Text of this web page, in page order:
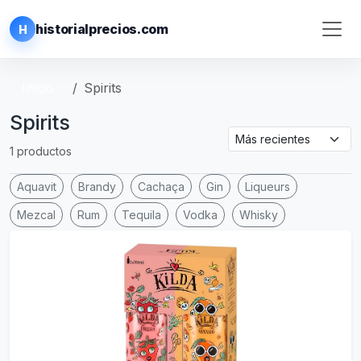
H historialprecios.com
Spirits
Spirits
1 productos
Aquavit Brandy Cachaça Gin Liqueurs
Mezcal Rum Tequila Vodka Whisky